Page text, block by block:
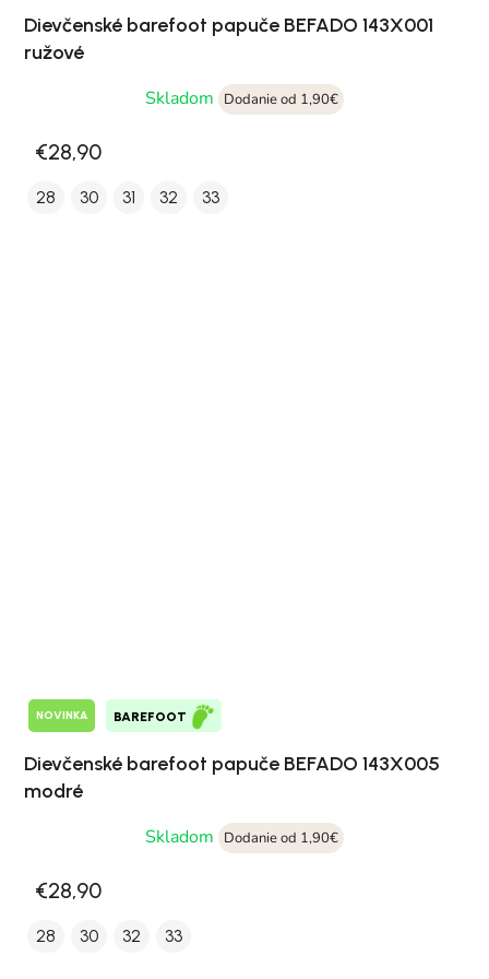
Dievčenské barefoot papuče BEFADO 143X001
ružové
Skladom
Dodanie od 1,90€
€28,90
28 30 31 32 33
NOVINKA BAREFOOT
Dievčenské barefoot papuče BEFADO 143X005
modré
Skladom
Dodanie od 1,90€
€28,90
28 30 32 33